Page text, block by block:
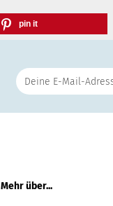
pin it
Mehr über...